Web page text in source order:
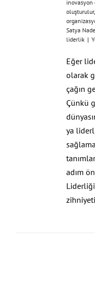
oluşturulur,
Satya
liderlik |
Eğer
olarak
çağın
Çünkü
ya
adım